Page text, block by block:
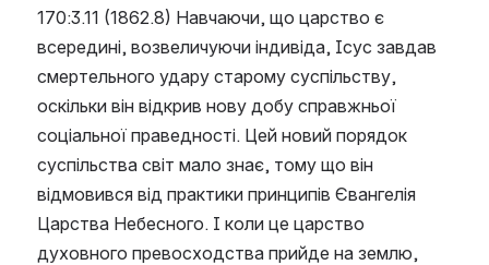
170:3.11 (1862.8) Навчаючи, що царство є
всередині, возвеличуючи індивіда, Ісус завдав
смертельного удару старому суспільству,
оскільки він відкрив нову добу справжньої
соціальної праведності. Цей новий порядок
суспільства світ мало знає, тому що він
відмовився від практики принципів Євангелія
Царства Небесного. І коли це царство
духовного превосходства прийде на землю,